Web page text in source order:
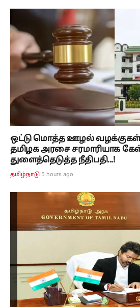
ஒட்டு மொத்த ஊழல்
தமிழக அரசை சரமாரியாக
துளைத்தெடுத்த நீதிபதி...!
தமிழ்நாடு 5 hours ago